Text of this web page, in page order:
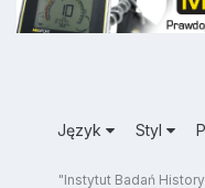
Język Styl
"Instytut Badań